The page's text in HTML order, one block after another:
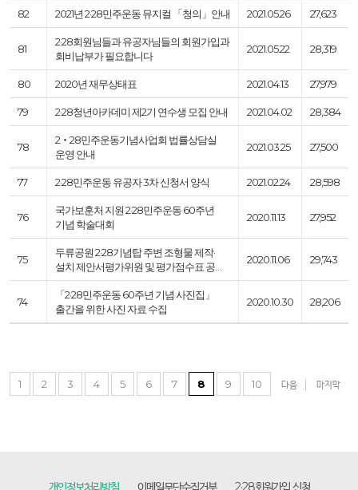
82 2021년 2·28민주운동 뮤지컬 「청의」안내 2021.05.26 27,623
81
2·28회원님들과 유공자님들의 회원가입과
회비납부가 필요합니다
2021.05.22 28,319
80 2020년 재무상태표 2021.04.13 27,979
79 2·28청년아카데미 제2기 연수생 모집 안내 2021.04.02 28,384
78
2‧28민주운동기념사업회 법률상담실
운영 안내
2021.03.25 27,500
77 2·28민주운동 유공자 3차 신청서 양식 2021.02.24 28,598
76
국가보훈처 지원 2·28민주운동 60주년
기념 학술대회
2020.11.13 27,952
75
두류공원 2·28기념탑 주변 조형물 제작·
설치 제안서평가위원 및 평가점수표 공…
2020.11.06 29,743
74
「2·28민주운동 60주년 기념 사진집」
출간을 위한 사진 자료 수집
2020.10.30 28,206
1 2 3 4 5 6 7 8 9 10 다음 마지막
개인정보처리방침 이메일무단수집거부 2·28회원가입 신청